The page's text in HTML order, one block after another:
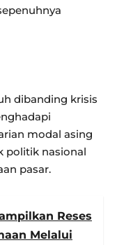
dibanding krisis
modal asing
politik nasional
pasar.
Reses
Melalui